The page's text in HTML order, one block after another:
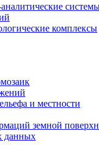
комплексы
и местности
земной
данных